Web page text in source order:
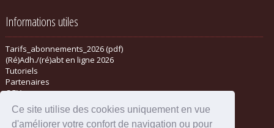
Ce site utilise des cookies uniquement en vue
d'améliorer votre confort de navigation ou pour
Informations utiles
Tarifs_abonnements_2026 (pdf)
(Ré)Adh./(ré)abt en ligne 2026
Tutoriels
Partenaires
CGV